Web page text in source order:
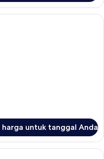
Quadruple Keluarga | Ruang
harga untuk tanggal Anda
Double Deluks | Ruang kerja